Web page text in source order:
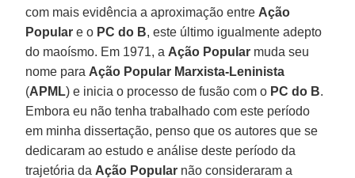
com mais evidência a aproximação entre Ação
Popular e o PC do B, este último igualmente adepto
do maoísmo. Em 1971, a Ação Popular muda seu
nome para Ação Popular Marxista-Leninista
(APML) e inicia o processo de fusão com o PC do B.
Embora eu não tenha trabalhado com este período
em minha dissertação, penso que os autores que se
dedicaram ao estudo e análise deste período da
trajetória da Ação Popular não consideraram a